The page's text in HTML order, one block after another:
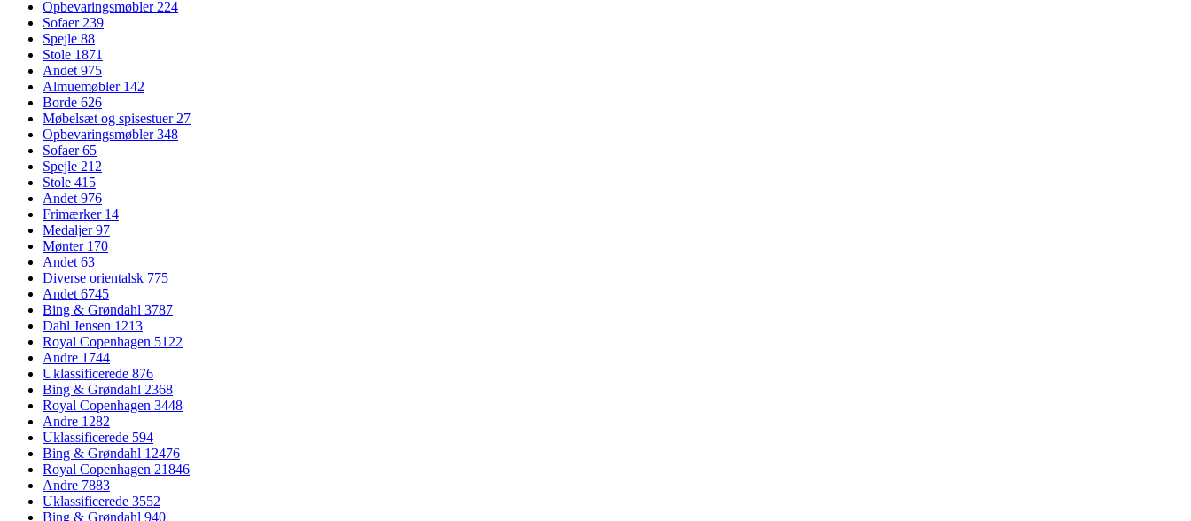
Opbevaringsmøbler224
Sofaer239
Spejle 88
Stole 1871
Andet975
Almuemøbler 142
Borde 626
Møbelsæt og spisestuer27
Opbevaringsmøbler348
Sofaer65
Spejle 212
Stole 415
Andet976
Frimærker 14
Medaljer97
Mønter 170
Andet63
Diverse orientalsk 775
Andet6745
Bing & Grøndahl 3787
Dahl Jensen 1213
Royal Copenhagen 5122
Andre 1744
Uklassificerede 876
Bing & Grøndahl 2368
Royal Copenhagen 3448
Andre 1282
Uklassificerede 594
Bing & Grøndahl 12476
Royal Copenhagen 21846
Andre 7883
Uklassificerede 3552
Bing & Grøndahl 940